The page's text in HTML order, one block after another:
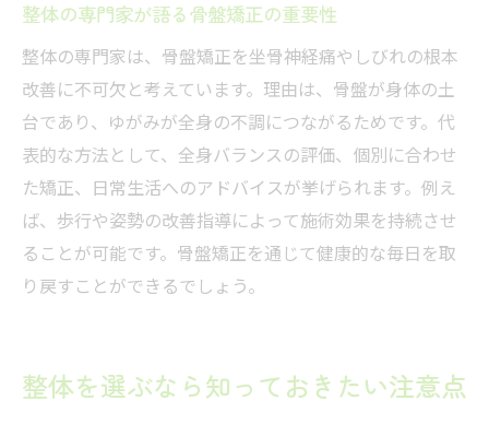
整体の専門家が語る骨盤矯正の重要性
整体の専門家は、骨盤矯正を坐骨神経痛やしびれの根本
改善に不可欠と考えています。理由は、骨盤が身体の土
台であり、ゆがみが全身の不調につながるためです。代
表的な方法として、全身バランスの評価、個別に合わせ
た矯正、日常生活へのアドバイスが挙げられます。例え
ば、歩行や姿勢の改善指導によって施術効果を持続させ
ることが可能です。骨盤矯正を通じて健康的な毎日を取
り戻すことができるでしょう。
整体を選ぶなら知っておきたい注意点